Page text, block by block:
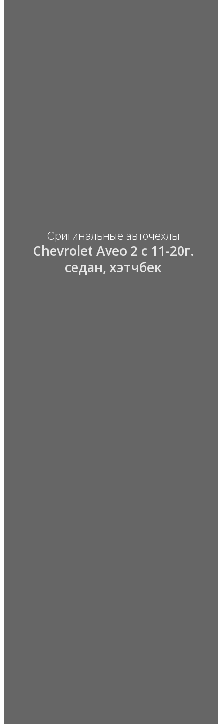
Оригинальные авточехлы
Chevrolet Aveo 2 с 11-20г.
седан, хэтчбек